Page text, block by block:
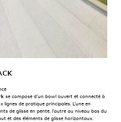
se compose d’un bowl ouvert et connecté à
lignes de pratique principales. L’une en
de glisse en pente, l’autre au niveau bas du
et des éléments de glisse horizontaux.